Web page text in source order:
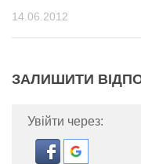
14.06.2012
ЗАЛИШИТИ
Увійти через: